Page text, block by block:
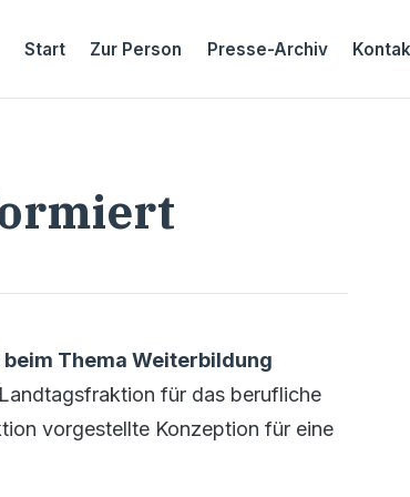
Start Zur Person Presse-Archiv
Thema Weiterbildung
für das berufliche
vorgestellte Konzeption für eine